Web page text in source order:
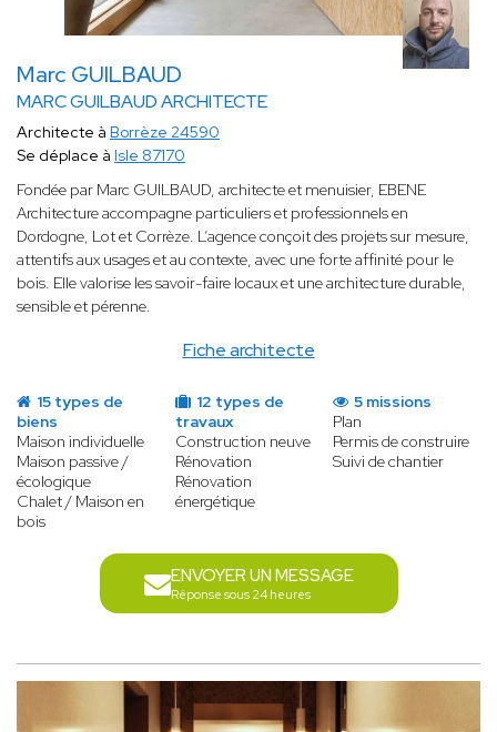
Marc GUILBAUD
MARC GUILBAUD ARCHITECTE
Fiche architecte
Architecte à Borrèze 24590
Se déplace à Isle 87170
Fondée par Marc GUILBAUD, architecte et menuisier, EBENE
Architecture accompagne particuliers et professionnels en
Dordogne, Lot et Corrèze. L’agence conçoit des projets sur mesure,
attentifs aux usages et au contexte, avec une forte affinité pour le
bois. Elle valorise les savoir-faire locaux et une architecture durable,
sensible et pérenne.
15 types de
biens
Maison individuelle
Maison passive /
écologique
Chalet / Maison en
bois
12 types de
travaux
Construction neuve
Rénovation
Rénovation
énergétique
5 missions
Plan
Permis de construire
Suivi de chantier
ENVOYER UN MESSAGE
Réponse sous 24 heures